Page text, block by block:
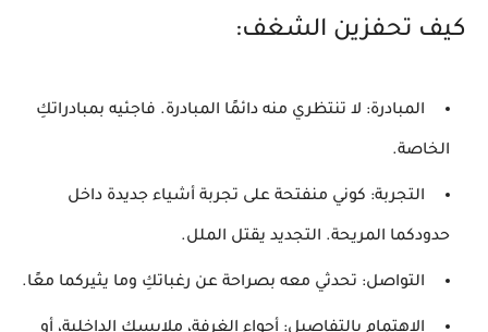
كيف تحفزين الشغف:
المبادرة: لا تنتظري منه دائمًا المبادرة. فاجئيه بمبادراتكِ
الخاصة.
التجربة: كوني منفتحة على تجربة أشياء جديدة داخل
حدودكما المريحة. التجديد يقتل الملل.
التواصل: تحدثي معه بصراحة عن رغباتكِ وما يثيركما معًا.
الاهتمام بالتفاصيل: أجواء الغرفة، ملابسكِ الداخلية، أو